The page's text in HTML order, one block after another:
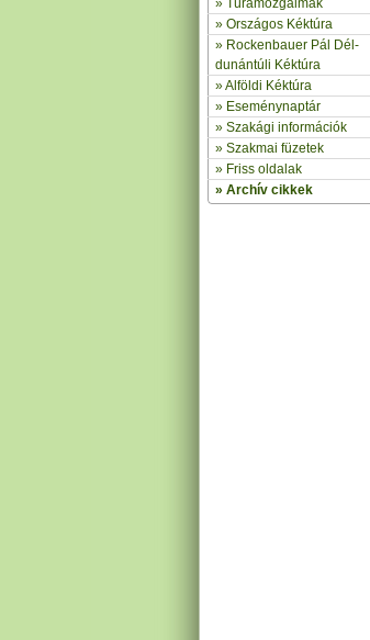
» Túramozgalmak
» Országos Kéktúra
» Rockenbauer Pál Dél-
dunántúli Kéktúra
»Alföldi Kéktúra
» Eseménynaptár
» Szakági információk
» Szakmai füzetek
» Friss oldalak
» Archív cikkek